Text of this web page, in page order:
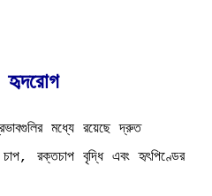
হৃদরোগ
মধ্যে রয়েছে দ্রুত
রক্তচাপ বৃদ্ধি এবং হৃৎপিণ্ডের